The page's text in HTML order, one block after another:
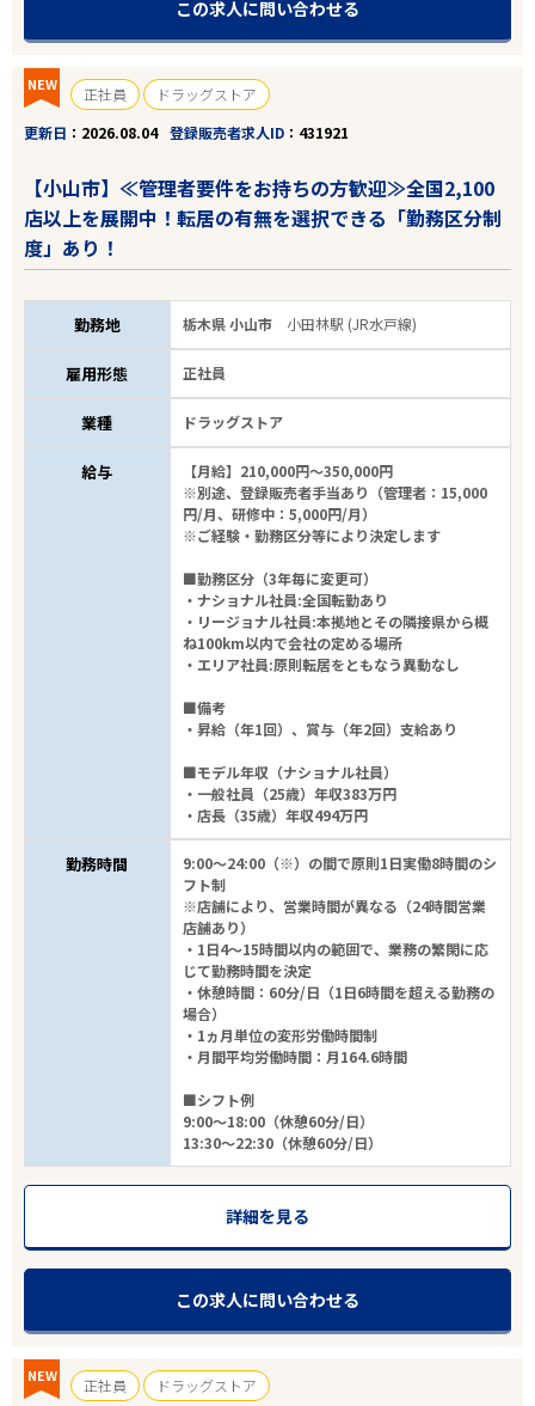
この求人に問い合わせる
NEW 正社員
ドラッグストア
更新日
2026.08.04 登録販売者求人ID 431921
【小山市】≪管理者要件をお持ちの方歓迎≫全国2,100
店以上を展開中！転居の有無を選択できる「勤務区分制
度」あり！
勤務地 栃木県 小山市 小田林駅 (JR水戸線)
雇用形態 正社員
業種 ドラッグストア
給与
【月給】210,000円～350,000円
※別途、登録販売者手当あり（管理者：15,000
円/月、研修中：5,000円/月）
※ご経験・勤務区分等により決定します
■勤務区分（3年毎に変更可）
・ナショナル社員:全国転勤あり
・リージョナル社員:本拠地とその隣接県から概
ね100km以内で会社の定める場所
・エリア社員:原則転居をともなう異動なし
■備考
・昇給（年1回）、賞与（年2回）支給あり
■モデル年収（ナショナル社員）
・一般社員（25歳）年収383万円
・店長（35歳）年収494万円
勤務時間
9:00～24:00（※）の間で原則1日実働8時間のシ
フト制
※店舗により、営業時間が異なる（24時間営業
店舗あり）
・1日4～15時間以内の範囲で、業務の繁閑に応
じて勤務時間を決定
・休憩時間：60分/日（1日6時間を超える勤務の
場合）
・1ヵ月単位の変形労働時間制
・月間平均労働時間：月164.6時間
■シフト例
9:00～18:00（休憩60分/日）
13:30～22:30（休憩60分/日）
詳細を見る
この求人に問い合わせる
NEW 正社員
ドラッグストア